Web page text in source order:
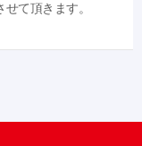
て頂きます。